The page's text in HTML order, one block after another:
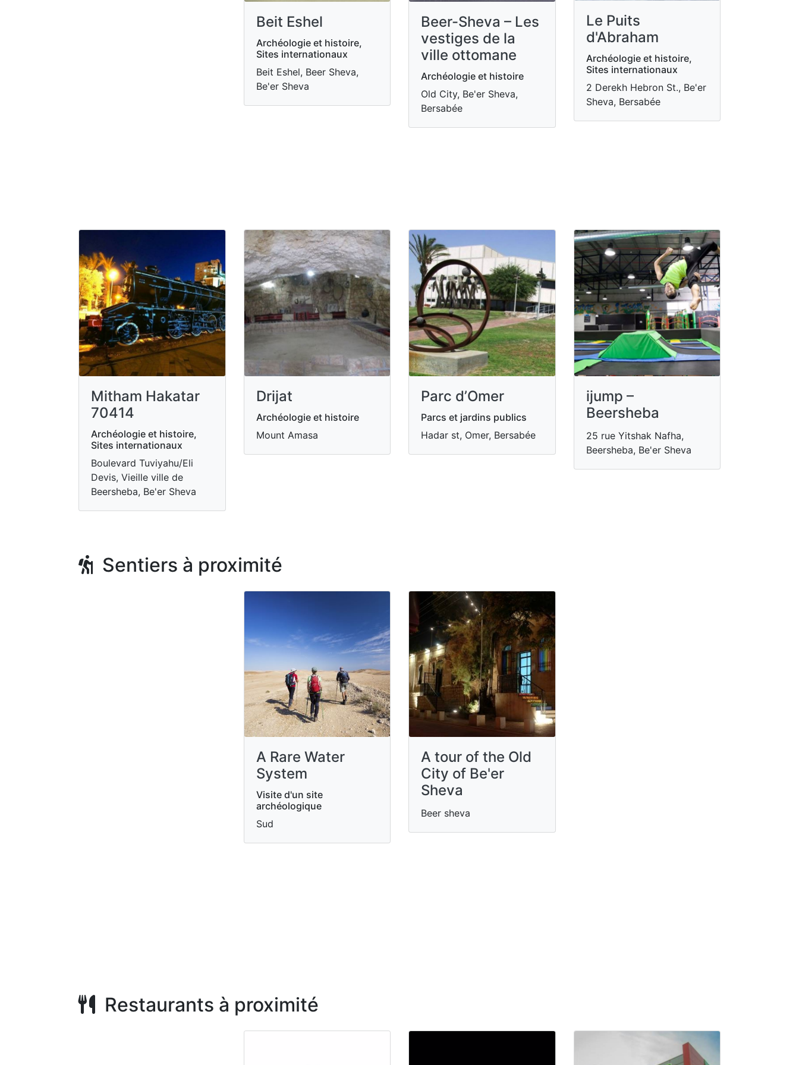
Beit Eshel
Archéologie et histoire,
Sites internationaux
Beit Eshel, Beer Sheva,
Be'er Sheva
Beer-Sheva – Les
vestiges de la
ville ottomane
Archéologie et histoire
Old City, Be'er Sheva,
Bersabée
Le Puits
d'Abraham
Archéologie et histoire,
Sites internationaux
2 Derekh Hebron St., Be'er
Sheva, Bersabée
Mitham Hakatar
70414
Archéologie et histoire,
Sites internationaux
Boulevard Tuviyahu/Eli
Devis, Vieille ville de
Beersheba, Be'er Sheva
Drijat
Archéologie et histoire
Mount Amasa
Parc d’Omer
Parcs et jardins publics
Hadar st, Omer, Bersabée
ijump –
Beersheba
25 rue Yitshak Nafha,
Beersheba, Be'er Sheva
Sentiers à proximité
A Rare Water
System
Visite d'un site
archéologique
Sud
A tour of the Old
City of Be'er
Sheva
Beer sheva
Restaurants à proximité